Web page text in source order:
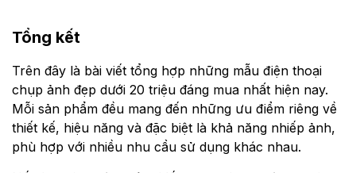
Tổng kết
Trên đây là bài viết tổng hợp những mẫu điện thoại
chụp ảnh đẹp dưới 20 triệu đáng mua nhất hiện nay.
Mỗi sản phẩm đều mang đến những ưu điểm riêng về
thiết kế, hiệu năng và đặc biệt là khả năng nhiếp ảnh,
phù hợp với nhiều nhu cầu sử dụng khác nhau.